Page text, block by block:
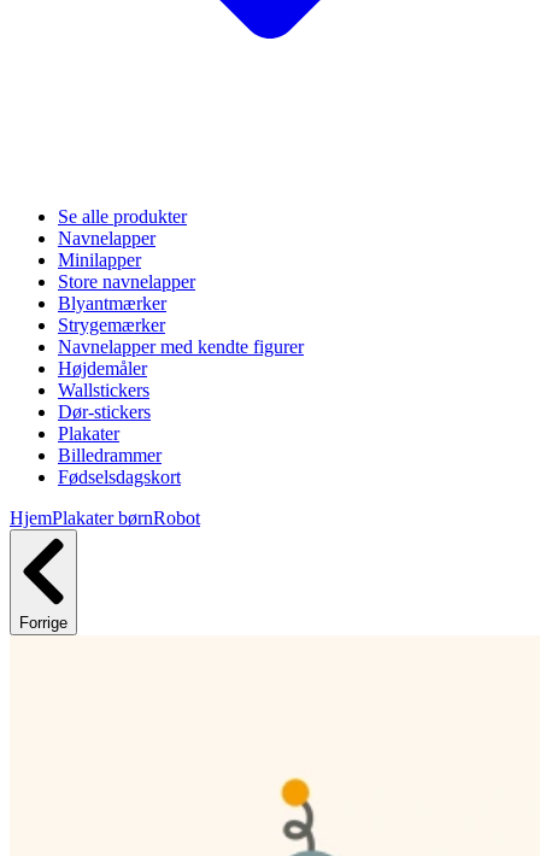
Se alle produkter
Navnelapper
Minilapper
Store navnelapper
Blyantmærker
Strygemærker
Navnelapper med kendte figurer
Højdemåler
Wallstickers
Dør-stickers
Plakater
Billedrammer
Fødselsdagskort
HjemPlakater børnRobot
Forrige